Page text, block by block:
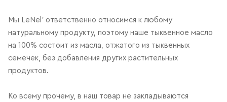
Мы LeNel’ ответственно относимся к любому
натуральному продукту, поэтому наше тыквенное масло
на 100% состоит из масла, отжатого из тыквенных
семечек, без добавления других растительных
продуктов.
Ко всему прочему, в наш товар не закладываются